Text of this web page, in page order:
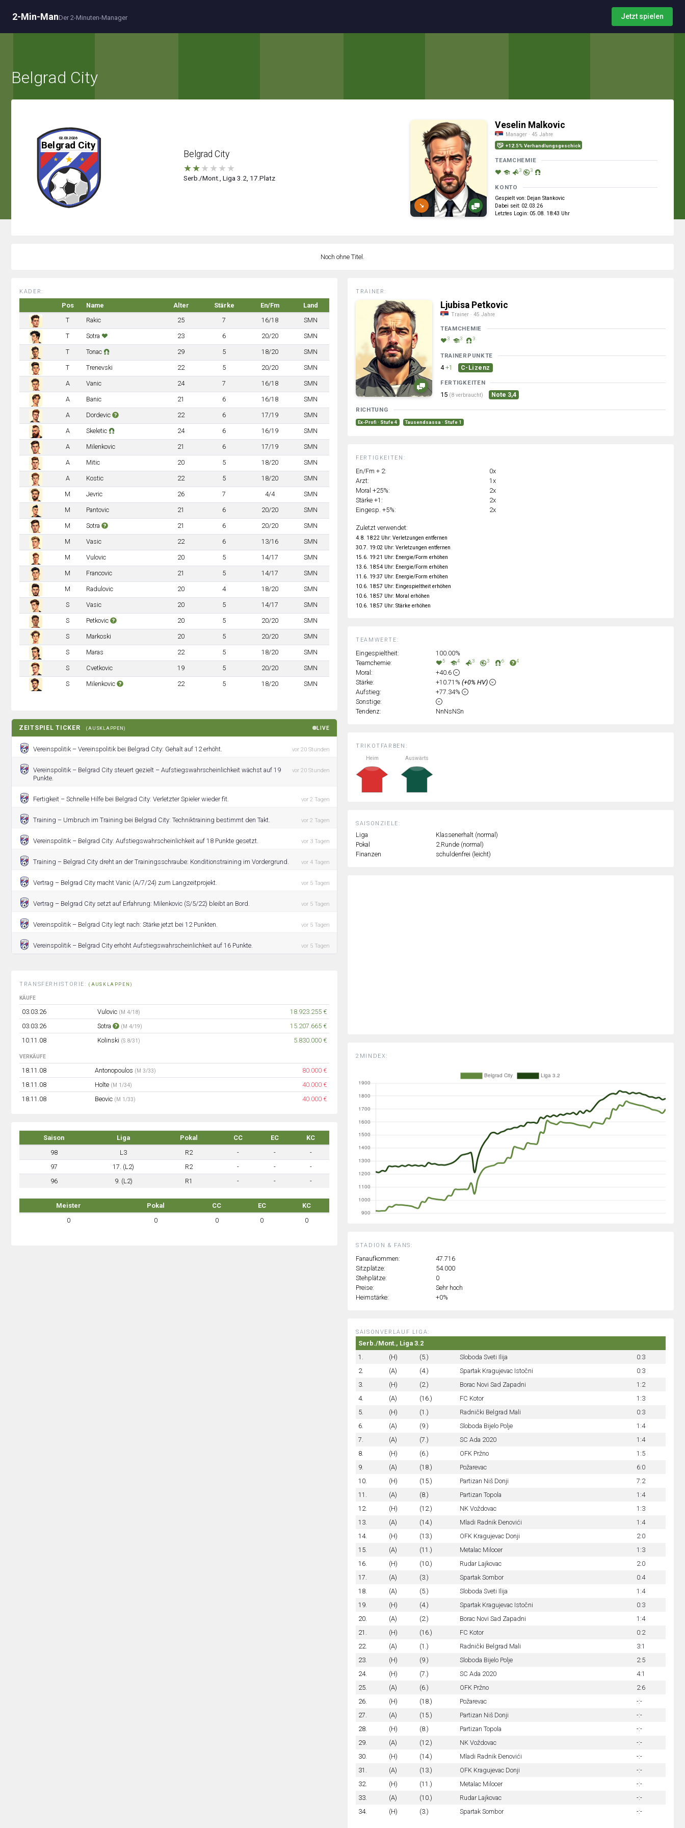
2-Min-ManDer 2-Minuten-Manager Jetzt spielen
Belgrad City
Belgrad City
★★★ ★ ★ ★
Serb./Mont., Liga 3.2, 17.Platz
↘
Veselin Malkovic
Manager · 45 Jahre
+12.5% Verhandlungsgeschick
TEAMCHEMIE
3 3
KONTO
Gespielt von: Dejan Stankovic
Dabei seit: 02.03.26
Letztes Login: 05.08. 18:43 Uhr
Noch ohne Titel.
KADER:
Pos Name Alter Stärke En/Fm
Land
T
Rakic 25 7 16/18 SMN
T Sotra 23 6 20/20 SMN
T Tonac 29 5 18/20 SMN
T Trenevski 22 5 20/20 SMN
A Vanic 24 7 16/18 SMN
A Banic 21 6 16/18 SMN
A Dordevic 22 6 17/19 SMN
A Skeletic 24 6 16/19 SMN
A Milenkovic 21 6 17/19 SMN
A Mitic 20 5 18/20 SMN
A Kostic 22 5 18/20 SMN
M Jevric 26 7 4/4 SMN
M Pantovic 21 6 20/20 SMN
M Sotra 21 6 20/20 SMN
M Vasic 22 6 13/16 SMN
M Vulovic 20 5 14/17 SMN
M Francovic 21 5 14/17 SMN
M Radulovic 20 4 18/20 SMN
S Vasic 20 5 14/17 SMN
S Petkovic 20 5 20/20 SMN
S Markoski 20 5 20/20 SMN
S Maras 22 5 18/20 SMN
S Cvetkovic 19 5 20/20 SMN
S Milenkovic 22 5 18/20 SMN
ZEITSPIEL TICKER (AUSKLAPPEN) LIVE
Vereinspolitik – Vereinspolitik bei Belgrad City: Gehalt auf 12 erhöht. vor 20 Stunden
Vereinspolitik – Belgrad City steuert gezielt – Aufstiegswahrscheinlichkeit wächst auf 19
Punkte.
vor 20 Stunden
Fertigkeit – Schnelle Hilfe bei Belgrad City: Verletzter Spieler wieder fit. vor 2 Tagen
Training – Umbruch im Training bei Belgrad City: Techniktraining bestimmt den Takt. vor 2 Tagen
Vereinspolitik – Belgrad City: Aufstiegswahrscheinlichkeit auf 18 Punkte gesetzt. vor 3 Tagen
Training – Belgrad City dreht an der Trainingsschraube: Konditionstraining im Vordergrund. vor 4 Tagen
Vertrag – Belgrad City macht Vanic (A/7/24) zum Langzeitprojekt. vor 5 Tagen
Vertrag – Belgrad City setzt auf Erfahrung: Milenkovic (S/5/22) bleibt an Bord. vor 5 Tagen
Vereinspolitik – Belgrad City legt nach: Stärke jetzt bei 12 Punkten. vor 5 Tagen
Vereinspolitik – Belgrad City erhöht Aufstiegswahrscheinlichkeit auf 16 Punkte. vor 5 Tagen
TRANSFERHISTORIE:(AUSKLAPPEN)
KÄUFE
03.03.26 Vulovic (M 4/18)
18.923.255 €
03.03.26
Sotra (M 4/19)
15.207.665 €
10.11.08
Kolinski (S 8/31) 5.830.000 €
VERKÄUFE
18.11.08 Antonopoulos (M 3/33)
80.000 €
18.11.08
Holte (M 1/34)
40.000 €
18.11.08
Beovic (M 1/33) 40.000 €
Saison Liga Pokal CC EC
KC
98
L3 R2 - -
-
97
17. (L2) R2 - -
-
96
9. (L2) R1 - - -
Meister Pokal CC EC
KC
0
0 0 0 0
TRIKOTFARBEN:
Heim
Auswärts
SAISONZIELE:
Liga
Klassenerhalt (normal)
Pokal
2.Runde (normal)
Finanzen
schuldenfrei (leicht)
2MINDEX:
TEAMWERTE:
Eingespieltheit:
100.00%
Teamchemie:
5 4 3 3 6 4
Moral:
+40.6
Stärke:
+10.71% (+0% HV)
Aufstieg:
+77.34%
Sonstige:
Tendenz:
NnNsNSn
TRAINER:
Ljubisa Petkovic
Trainer · 45 Jahre
TEAMCHEMIE
3 3 3
TRAINERPUNKTE
4 +1 C-Lizenz
FERTIGKEITEN
15 (8 verbraucht) Note 3,4
RICHTUNG
Ex-Profi · Stufe 4 Tausendsassa · Stufe 1
FERTIGKEITEN:
En/Fm + 2:
0x
Arzt:
1x
Moral +25%:
2x
Stärke +1:
2x
Eingesp. +5%:
2x
Zuletzt verwendet:
4.8. 18:22 Uhr: Verletzungen entfernen
30.7. 19:02 Uhr: Verletzungen entfernen
15.6. 19:21 Uhr: Energie/Form erhöhen
13.6. 18:54 Uhr: Energie/Form erhöhen
11.6. 19:37 Uhr: Energie/Form erhöhen
10.6. 18:57 Uhr: Eingespieltheit erhöhen
10.6. 18:57 Uhr: Moral erhöhen
10.6. 18:57 Uhr: Stärke erhöhen
STADION & FANS:
Fanaufkommen:
47.716
Sitzplätze:
54.000
Stehplätze:
0
Preise:
Sehr hoch
Heimstärke:
+0%
SAISONVERLAUF LIGA:
Serb./Mont., Liga 3.2
1.
(H) (5.) Sloboda Sveti Ilija
0:3
2.
(A) (4.) Spartak Kragujevac Istočni
0:3
3.
(H) (2.) Borac Novi Sad Zapadni
1:2
4.
(A) (16.) FC Kotor
1:3
5.
(H) (1.) Radnički Belgrad Mali
0:3
6.
(A) (9.) Sloboda Bijelo Polje
1:4
7.
(A) (7.) SC Ada 2020
1:4
8.
(H) (6.) OFK Pržno
1:5
9.
(A) (18.) Požarevac
6:0
10.
(H) (15.) Partizan Niš Donji
7:2
11.
(A) (8.) Partizan Topola
1:4
12.
(H) (12.) NK Voždovac
1:3
13.
(A) (14.) Mladi Radnik Đenovići
1:4
14.
(H) (13.) OFK Kragujevac Donji
2:0
15.
(A) (11.) Metalac Milocer
1:3
16.
(H) (10.) Rudar Lajkovac
2:0
17.
(A) (3.) Spartak Sombor
0:4
18.
(A) (5.) Sloboda Sveti Ilija
1:4
19.
(H) (4.) Spartak Kragujevac Istočni
0:3
20.
(A) (2.) Borac Novi Sad Zapadni
1:4
21.
(H) (16.) FC Kotor
0:2
22.
(A) (1.) Radnički Belgrad Mali
3:1
23.
(H) (9.) Sloboda Bijelo Polje
2:5
24.
(H) (7.) SC Ada 2020
4:1
25.
(A) (6.) OFK Pržno
2:6
26.
(H) (18.) Požarevac
-:-
27.
(A) (15.) Partizan Niš Donji
-:-
28.
(H) (8.) Partizan Topola
-:-
29.
(A) (12.) NK Voždovac
-:-
30.
(H) (14.) Mladi Radnik Đenovići
-:-
31.
(A) (13.) OFK Kragujevac Donji
-:-
32.
(H) (11.) Metalac Milocer
-:-
33.
(A) (10.) Rudar Lajkovac
-:-
34.
(H) (3.) Spartak Sombor -:-